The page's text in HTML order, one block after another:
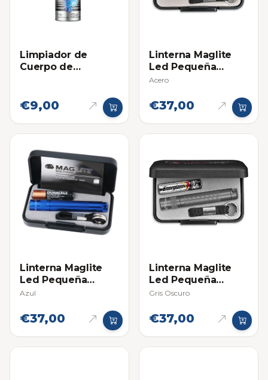
Limpiador de
Cuerpo de
Flamingo
€9,00
Linterna Maglite
Led Pequeña
(Solitaire)
Acero
€37,00
Linterna Maglite
Led Pequeña
(Solitaire)
Azul
€37,00
Linterna Maglite
Led Pequeña
(Solitaire)
Gris Oscuro
€37,00